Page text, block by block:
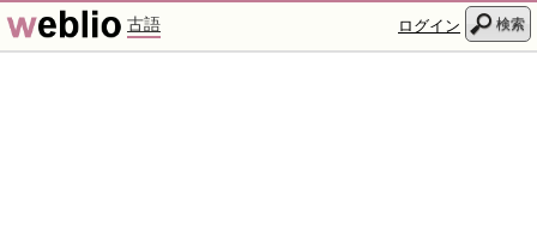
古語 ログイン 検索